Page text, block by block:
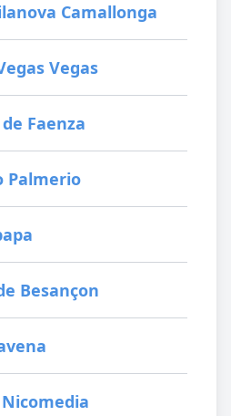
Camallonga
Vegas
Faenza
Palmerio
Besançon